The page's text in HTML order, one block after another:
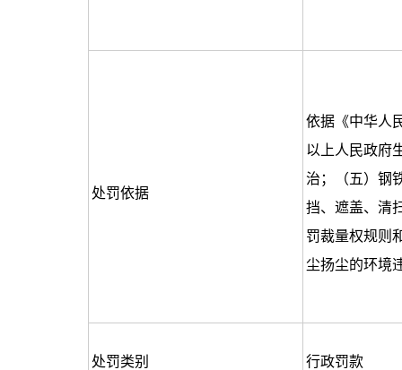
处罚依据
依据《中华人
以上人民政府
治；（五）钢
挡、遮盖、清
罚裁量权规则
尘扬尘的环境
处罚类别 行政罚款